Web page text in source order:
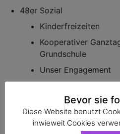
48er Sozial
Kinderfreizeiten
Kooperativer
Grundschule
Unser Engagement
Vereinshefte
Bevor sie
Diese Website benutzt
inwieweit Cookies